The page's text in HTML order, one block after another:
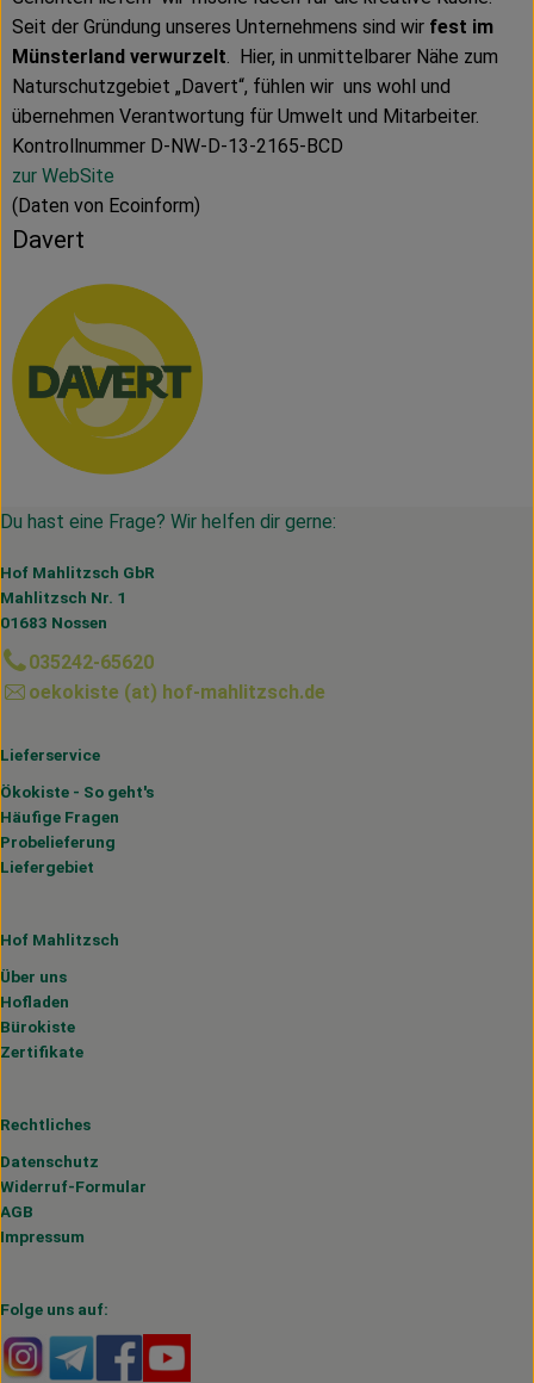
Seit der Gründung unseres Unternehmens sind wir fest im
Münsterland verwurzelt. Hier, in unmittelbarer Nähe zum
Naturschutzgebiet „Davert“, fühlen wir uns wohl und
übernehmen Verantwortung für Umwelt und Mitarbeiter.
Kontrollnummer D-NW-D-13-2165-BCD
zur WebSite
(Daten von Ecoinform)
Davert
Du hast eine Frage? Wir helfen dir gerne:
Hof Mahlitzsch GbR
Mahlitzsch Nr. 1
01683 Nossen
035242-65620
oekokiste (at) hof-mahlitzsch.de
Lieferservice
Ökokiste - So geht's
Häufige Fragen
Probelieferung
Liefergebiet
Hof Mahlitzsch
Über uns
Hofladen
Bürokiste
Zertifikate
Rechtliches
Datenschutz
Widerruf-Formular
AGB
Impressum
Folge uns auf:
Externer Link zu https://www.instagram.com/
Externer Link zu https://t.me/s/hofmahlitzsch
Externer Link zu https://www.facebook.com/